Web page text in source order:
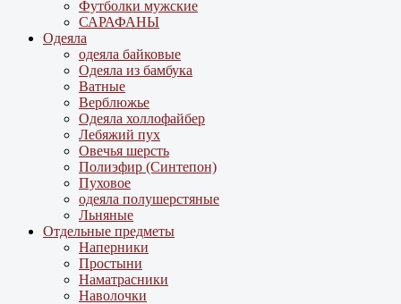
Футболки мужские
САРАФАНЫ
Одеяла
одеяла байковые
Одеяла из бамбука
Ватные
Верблюжье
Одеяла холлофайбер
Лебяжий пух
Овечья шерсть
Полиэфир (Синтепон)
Пуховое
одеяла полушерстяные
Льняные
Отдельные предметы
Наперники
Простыни
Наматрасники
Наволочки